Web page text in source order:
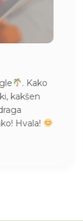
. Kako
kakšen
Hvala!